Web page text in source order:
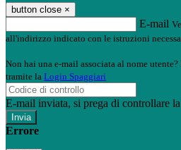
button close ×
E-mail
all'indirizzo indicato con le istruzioni
Non hai una e-mail associata al nome
tramite la Login Spaggiari
E-mail inviata, si prega di controllare
Errore